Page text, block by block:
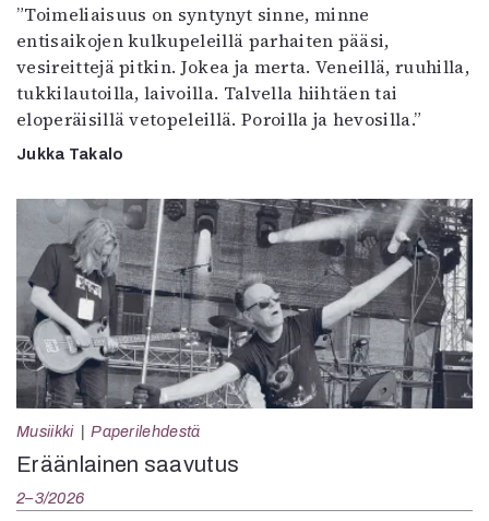
”Toimeliaisuus on syntynyt sinne, minne
entisaikojen kulkupeleillä parhaiten pääsi,
vesireittejä pitkin. Jokea ja merta. Veneillä, ruuhilla,
tukkilautoilla, laivoilla. Talvella hiihtäen tai
eloperäisillä vetopeleillä. Poroilla ja hevosilla.”
Jukka Takalo
Musiikki Paperilehdestä
Eräänlainen saavutus
2–3/2026